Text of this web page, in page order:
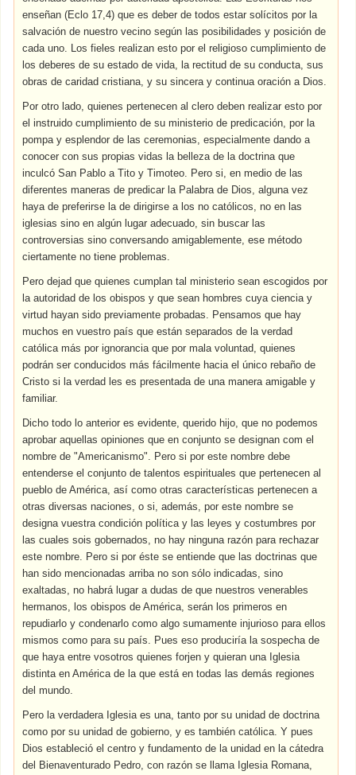
enseñan (Eclo 17,4) que es deber de todos estar solícitos por la
salvación de nuestro vecino según las posibilidades y posición de
cada uno. Los fieles realizan esto por el religioso cumplimiento de
los deberes de su estado de vida, la rectitud de su conducta, sus
obras de caridad cristiana, y su sincera y continua oración a Dios.
Por otro lado, quienes pertenecen al clero deben realizar esto por
el instruido cumplimiento de su ministerio de predicación, por la
pompa y esplendor de las ceremonias, especialmente dando a
conocer con sus propias vidas la belleza de la doctrina que
inculcó San Pablo a Tito y Timoteo. Pero si, en medio de las
diferentes maneras de predicar la Palabra de Dios, alguna vez
haya de preferirse la de dirigirse a los no católicos, no en las
iglesias sino en algún lugar adecuado, sin buscar las
controversias sino conversando amigablemente, ese método
ciertamente no tiene problemas.
Pero dejad que quienes cumplan tal ministerio sean escogidos por
la autoridad de los obispos y que sean hombres cuya ciencia y
virtud hayan sido previamente probadas. Pensamos que hay
muchos en vuestro país que están separados de la verdad
católica más por ignorancia que por mala voluntad, quienes
podrán ser conducidos más fácilmente hacia el único rebaño de
Cristo si la verdad les es presentada de una manera amigable y
familiar.
Dicho todo lo anterior es evidente, querido hijo, que no podemos
aprobar aquellas opiniones que en conjunto se designan com el
nombre de "Americanismo". Pero si por este nombre debe
entenderse el conjunto de talentos espirituales que pertenecen al
pueblo de América, así como otras características pertenecen a
otras diversas naciones, o si, además, por este nombre se
designa vuestra condición política y las leyes y costumbres por
las cuales sois gobernados, no hay ninguna razón para rechazar
este nombre. Pero si por éste se entiende que las doctrinas que
han sido mencionadas arriba no son sólo indicadas, sino
exaltadas, no habrá lugar a dudas de que nuestros venerables
hermanos, los obispos de América, serán los primeros en
repudiarlo y condenarlo como algo sumamente injurioso para ellos
mismos como para su país. Pues eso produciría la sospecha de
que haya entre vosotros quienes forjen y quieran una Iglesia
distinta en América de la que está en todas las demás regiones
del mundo.
Pero la verdadera Iglesia es una, tanto por su unidad de doctrina
como por su unidad de gobierno, y es también católica. Y pues
Dios estableció el centro y fundamento de la unidad en la cátedra
del Bienaventurado Pedro, con razón se llama Iglesia Romana,